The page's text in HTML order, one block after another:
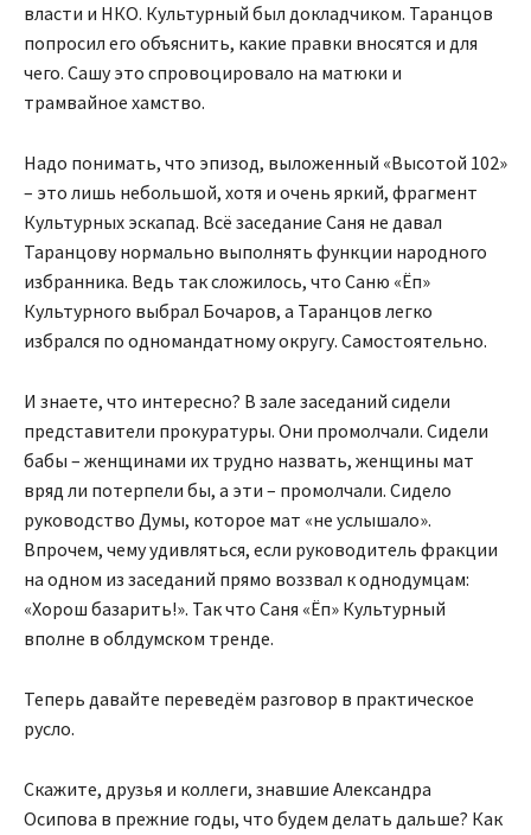
власти и НКО. Культурный был докладчиком. Таранцов
попросил его объяснить, какие правки вносятся и для
чего. Сашу это спровоцировало на матюки и
трамвайное хамство.
Надо понимать, что эпизод, выложенный «Высотой 102»
– это лишь небольшой, хотя и очень яркий, фрагмент
Культурных эскапад. Всё заседание Саня не давал
Таранцову нормально выполнять функции народного
избранника. Ведь так сложилось, что Саню «Ёп»
Культурного выбрал Бочаров, а Таранцов легко
избрался по одномандатному округу. Самостоятельно.
И знаете, что интересно? В зале заседаний сидели
представители прокуратуры. Они промолчали. Сидели
бабы – женщинами их трудно назвать, женщины мат
вряд ли потерпели бы, а эти – промолчали. Сидело
руководство Думы, которое мат «не услышало».
Впрочем, чему удивляться, если руководитель фракции
на одном из заседаний прямо воззвал к однодумцам:
«Хорош базарить!». Так что Саня «Ёп» Культурный
вполне в облдумском тренде.
Теперь давайте переведём разговор в практическое
русло.
Скажите, друзья и коллеги, знавшие Александра
Осипова в прежние годы, что будем делать дальше? Как